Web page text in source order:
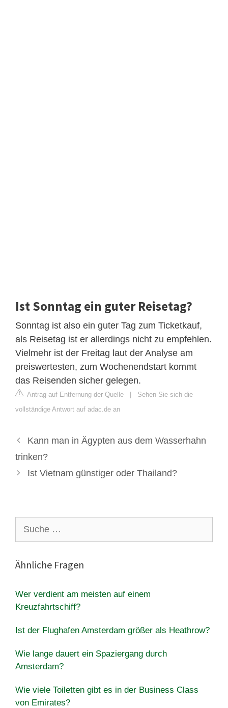
Ist Sonntag ein guter Reisetag?
Sonntag ist also ein guter Tag zum Ticketkauf,
als Reisetag ist er allerdings nicht zu empfehlen.
Vielmehr ist der Freitag laut der Analyse am
preiswertesten, zum Wochenendstart kommt
das Reisenden sicher gelegen.
Antrag auf Entfernung der Quelle | Sehen Sie sich die
vollständige Antwort auf adac.de an
Kann man in Ägypten aus dem Wasserhahn
trinken?
Ist Vietnam günstiger oder Thailand?
nach:
Ähnliche Fragen
Wer verdient am meisten auf einem
Kreuzfahrtschiff?
Ist der Flughafen Amsterdam größer als Heathrow?
Wie lange dauert ein Spaziergang durch
Amsterdam?
Wie viele Toiletten gibt es in der Business Class
von Emirates?